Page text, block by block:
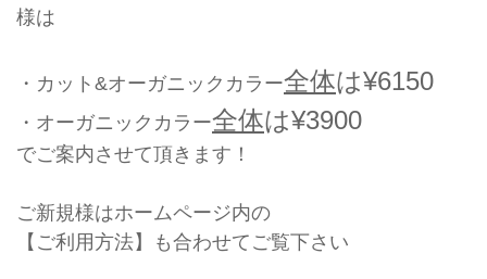
様は
・カット&オーガニックカラー全体は¥6150
・オーガニックカラー全体は¥3900
でご案内させて頂きます！
ご新規様はホームページ内の
【ご利用方法】も合わせてご覧下さい